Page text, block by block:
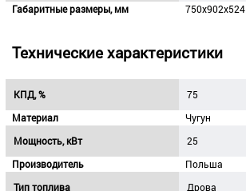
Габаритные размеры, мм
750х902х524
Технические характеристики
КПД, %
75
Материал
Чугун
Мощность, кВт
25
Производитель
Польша
Тип топлива
Дрова